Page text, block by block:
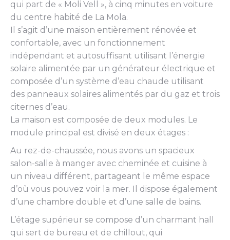
qui part de « Moli Vell », à cinq minutes en voiture
du centre habité de La Mola.
Il s’agit d’une maison entièrement rénovée et
confortable, avec un fonctionnement
indépendant et autosuffisant utilisant l’énergie
solaire alimentée par un générateur électrique et
composée d’un système d’eau chaude utilisant
des panneaux solaires alimentés par du gaz et trois
citernes d’eau.
La maison est composée de deux modules. Le
module principal est divisé en deux étages :
Au rez-de-chaussée, nous avons un spacieux
salon-salle à manger avec cheminée et cuisine à
un niveau différent, partageant le même espace
d’où vous pouvez voir la mer. Il dispose également
d’une chambre double et d’une salle de bains.
L’étage supérieur se compose d’un charmant hall
qui sert de bureau et de chillout, qui